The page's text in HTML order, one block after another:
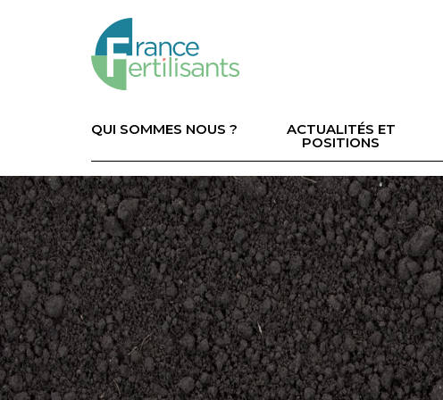
principale
QUI SOMMES NOUS ? ACTUALITÉS ET
POSITIONS
Image